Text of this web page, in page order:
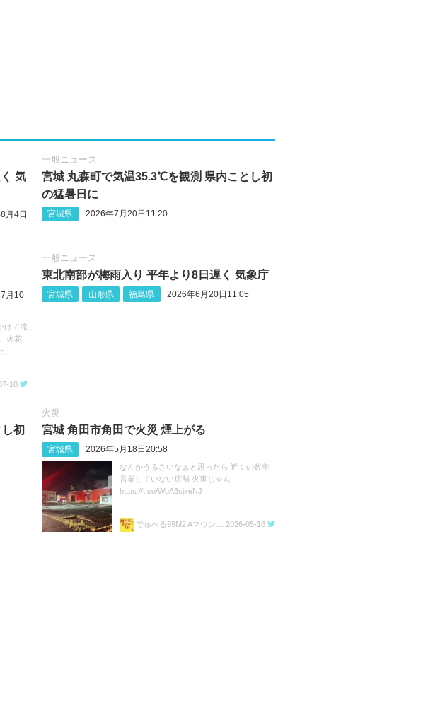
気
月4日
一般ニュース
宮城 丸森町で気温35.3℃を観測 県内ことし初
の猛暑日に
宮城県 2026年7月20日11:20
月10
けて流
火花
10
一般ニュース
東北南部が梅雨入り 平年より8日遅く 気象庁
宮城県 山形県 福島県 2026年6月20日11:05
初
火災
宮城 角田市角田で火災 煙上がる
宮城県 2026年5月18日20:58
なんかうるさいなぁと思ったら 近くの数年
営業していない店舗 火事じゃん
https://t.co/WbA3sjxeNJ
2026-05-18